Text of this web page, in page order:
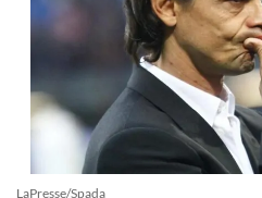
LaPresse/Spada